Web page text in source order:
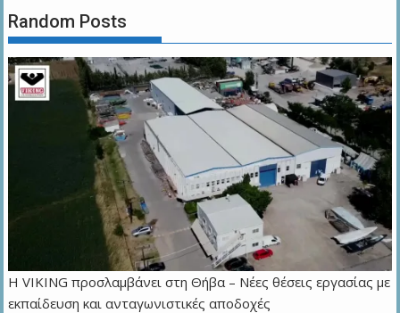
Random Posts
Η VIKING προσλαμβάνει στη Θήβα – Νέες θέσεις εργασίας με
εκπαίδευση και ανταγωνιστικές αποδοχές